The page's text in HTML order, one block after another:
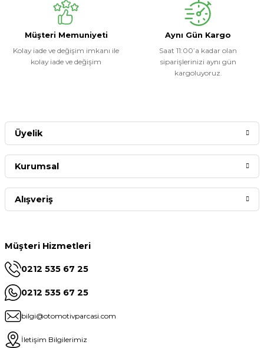
Müşteri Memuniyeti
Kolay iade ve değişim imkanı ile
kolay iade ve değişim
Aynı Gün Kargo
Saat 11:00’a kadar olan
siparişlerinizi aynı gün
kargoluyoruz.
Müşteri Hizmetleri
0212 535 67 25
0212 535 67 25
bilgi@otomotivparcasi.com
İletişim Bilgilerimiz
Üyelik
Kurumsal
Alışveriş